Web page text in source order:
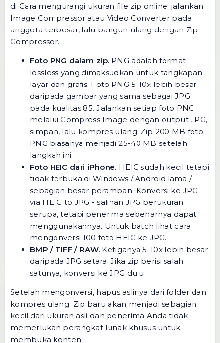
di Cara mengurangi ukuran file zip online: jalankan
Image Compressor atau Video Converter pada
anggota terbesar, lalu bangun ulang dengan Zip
Compressor.
Foto PNG dalam zip. PNG adalah format
lossless yang dimaksudkan untuk tangkapan
layar dan grafis. Foto PNG 5-10x lebih besar
daripada gambar yang sama sebagai JPG
pada kualitas 85. Jalankan setiap foto PNG
melaluiCompress Image dengan output JPG,
simpan, lalu kompres ulang. Zip 200 MB foto
PNG biasanya menjadi 25-40 MB setelah
langkah ini.
Foto HEIC dari iPhone. HEIC sudah kecil tetapi
tidak terbuka di Windows / Android lama /
sebagian besar peramban. Konversi ke JPG
via HEIC to JPG - salinan JPG berukuran
serupa, tetapi penerima sebenarnya dapat
menggunakannya. Untuk batch lihat cara
mengonversi 100 foto HEIC ke JPG.
BMP / TIFF / RAW. Ketiganya 5-10x lebih besar
daripada JPG setara. Jika zip berisi salah
satunya, konversi ke JPG dulu.
Setelah mengonversi, hapus aslinya dari folder dan
kompres ulang. Zip baru akan menjadi sebagian
kecil dari ukuran asli dan penerima Anda tidak
memerlukan perangkat lunak khusus untuk
membuka konten.